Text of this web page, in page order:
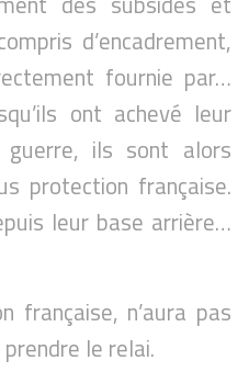
d’encadrement,
fournie par…
ont achevé leur
ils sont alors
protection française.
leur base arrière…
française, n’aura pas
le relai.